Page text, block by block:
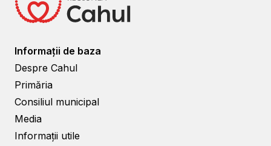
Informații de baza
Despre Cahul
Primăria
Consiliul municipal
Media
Informații utile